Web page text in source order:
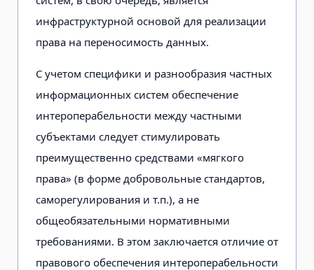
инфраструктурной основой для реализации
права на переносимость данных.
С учетом специфики и разнообразия частных
информационных систем обеспечение
интероперабельности между частными
субъектами следует стимулировать
преимущественно средствами «мягкого
права» (в форме добровольные стандартов,
саморегулирования и т.п.), а не
общеобязательными нормативными
требованиями. В этом заключается отличие от
правового обеспечения интероперабельности